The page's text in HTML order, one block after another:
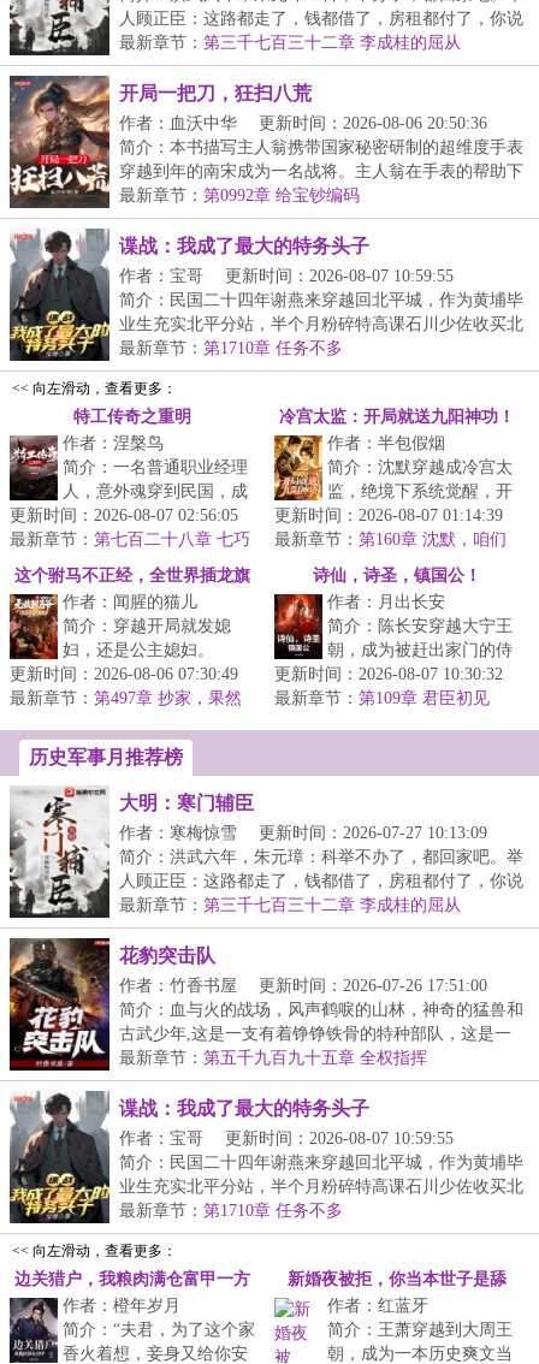
人顾正臣：这路都走了，钱都借了，房租都付了，你说
不...
最新章节： 第三千七百三十二章 李成桂的屈从
开局一把刀，狂扫八荒
作者：血沃中华
更新时间：2026-08-06 20:50:36
简介：本书描写主人翁携带国家秘密研制的超维度手表
穿越到年的南宋成为一名战将。主人翁在手表的帮助下
力...
最新章节： 第0992章 给宝钞编码
谍战：我成了最大的特务头子
作者：宝哥
更新时间：2026-08-07 10:59:55
简介：民国二十四年谢燕来穿越回北平城，作为黄埔毕
业生充实北平分站，半个月粉碎特高课石川少佐收买北
平...
最新章节： 第1710章 任务不多
<< 向左滑动，查看更多：
特工传奇之重明
作者：涅槃鸟
简介：一名普通职业经理
人，意外魂穿到民国，成
为一名军统特工，没有金
手指，凭借前世的信息，
依靠自己的...
更新时间：2026-08-07 02:56:05
最新章节： 第七百二十八章 七巧
华容
冷宫太监：开局就送九阳神功！
作者：半包假烟
简介：沈默穿越成冷宫太
监，绝境下系统觉醒，开
局就送九阳神功！
&lt;br/&gt;香妃：“小默
子，本宫体内寒...
更新时间：2026-08-07 01:14:39
最新章节： 第160章 沈默，咱们
生个儿子吧？
这个驸马不正经，全世界插龙旗
抢女帝！
作者：闻腥的猫儿
简介：穿越开局就发媳
妇，还是公主媳妇。
&lt;br/&gt;谁穿越还当正
经人？公主，皇后，女
更新时间：2026-08-06 07:30:49
最新章节： 第497章 抄家，果然
诗仙，诗圣，镇国公！
作者：月出长安
简介：陈长安穿越大宁王
朝，成为被赶出家门的侍
郎嫡子。&lt;br/&gt;继母
陷害，亲爹驱逐。
更新时间：2026-08-07 10:30:32
最新章节： 第109章 君臣初见
历史军事月推荐榜
大明：寒门辅臣
作者：寒梅惊雪
更新时间：2026-07-27 10:13:09
简介：洪武六年，朱元璋：科举不办了，都回家吧。举
人顾正臣：这路都走了，钱都借了，房租都付了，你说
不...
最新章节： 第三千七百三十二章 李成桂的屈从
花豹突击队
作者：竹香书屋
更新时间：2026-07-26 17:51:00
简介：血与火的战场，风声鹤唳的山林，神奇的猛兽和
古武少年,这是一支有着铮铮铁骨的特种部队，这是一
群...
最新章节： 第五千九百九十五章 全权指挥
谍战：我成了最大的特务头子
作者：宝哥
更新时间：2026-08-07 10:59:55
简介：民国二十四年谢燕来穿越回北平城，作为黄埔毕
业生充实北平分站，半个月粉碎特高课石川少佐收买北
平...
最新章节： 第1710章 任务不多
<< 向左滑动，查看更多：
边关猎户，我粮肉满仓富甲一方
作者：橙年岁月
简介：“夫君，为了这个家
香火着想，妾身又给你安
新婚夜被拒，你当本世子是舔
狗？
作者：红蓝牙
简介：王萧穿越到大周王
朝，成为一本历史爽文当